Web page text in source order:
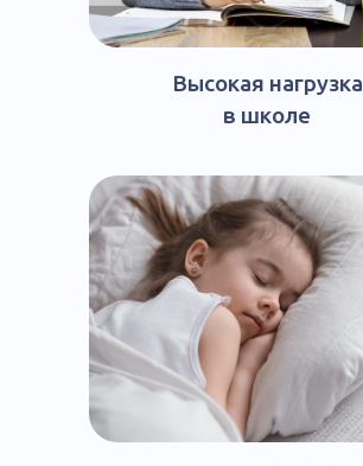
Высокая нагрузка
в школе